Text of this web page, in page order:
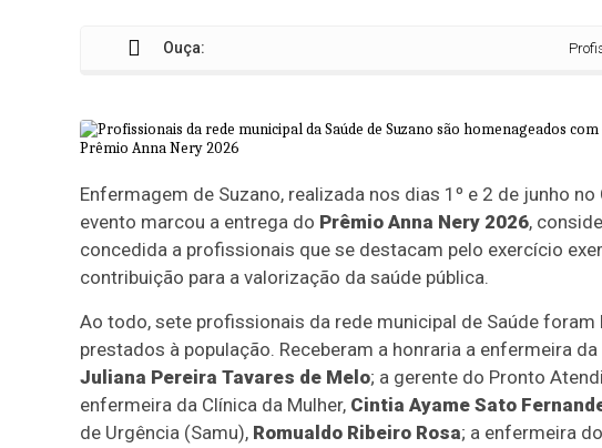
Ouça:
Enfermagem de Suzano, realizada nos dias 1º e 2 de junho
evento marcou a entrega do Prêmio Anna Nery 2026,
concedida a profissionais que se destacam pelo exercício
contribuição para a valorização da saúde pública.
Ao todo, sete profissionais da rede municipal de Saúde
prestados à população. Receberam a honraria a enfermeira
Juliana Pereira Tavares de Melo; a gerente do Pronto
enfermeira da Clínica da Mulher, Cintia Ayame Sato
de Urgência (Samu), Romualdo Ribeiro Rosa; a enfermeira